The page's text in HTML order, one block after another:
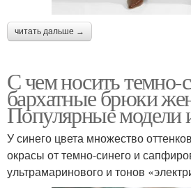
читать дальше →
С чем носить темно-
бархатные брюки
Популярные модели
У синего цвета множество
окрасы от темно-синего и
ультрамаринового и тонов